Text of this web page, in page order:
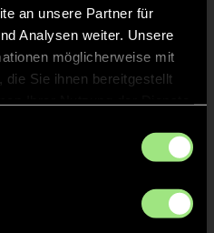
an unsere Partner für
Analysen weiter. Unsere
möglicherweise mit
Sie ihnen bereitgestellt
7